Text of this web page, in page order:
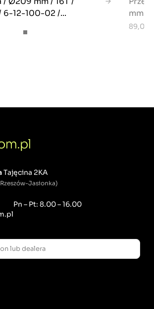
6-12-100-02 /...
mm /
89,00
Tajęcina 2KA
Jasionka)
Pn – Pt: 8.00 – 16.00